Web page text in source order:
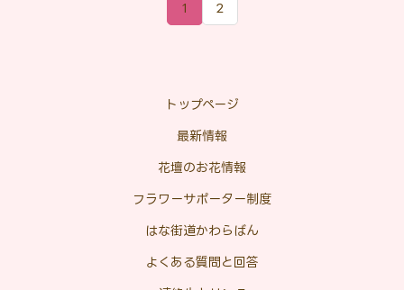
1 2
トップページ
最新情報
花壇のお花情報
フラワーサポーター制度
はな街道かわらばん
よくある質問と回答